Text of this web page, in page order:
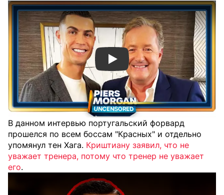
Смотреть видео YouTube
В данном интервью португальский форвард
прошелся по всем боссам "Красных" и отдельно
упомянул тен Хага. Криштиану заявил, что не
уважает тренера, потому что тренер не уважает
его.